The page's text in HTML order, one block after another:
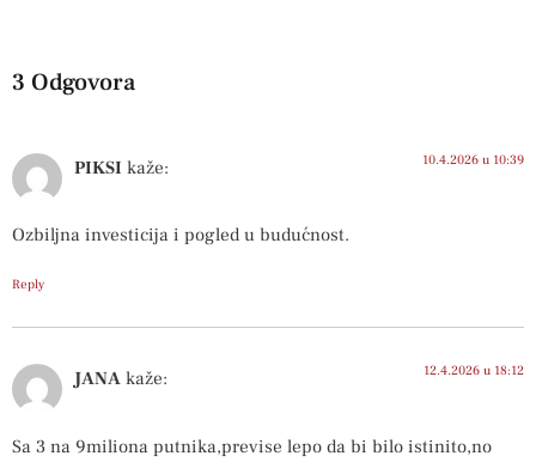
3 Odgovora
PIKSI kaže: 10.4.2026 u 10:39
Ozbiljna investicija i pogled u budućnost.
Reply
JANA kaže: 12.4.2026 u 18:12
Sa 3 na 9miliona putnika,previse lepo da bi bilo istinito,no